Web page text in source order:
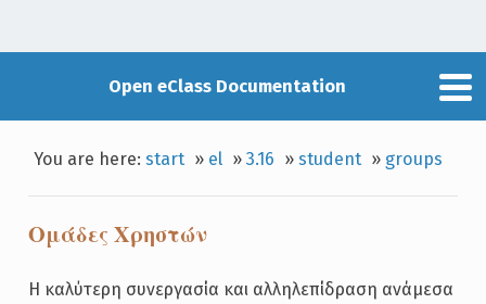
Open eClass Documentation
You are here:start » el »3.16 »student » groups
Ομάδες Χρηστών
Η καλύτερη συνεργασία και αλληλεπίδραση ανάμεσα